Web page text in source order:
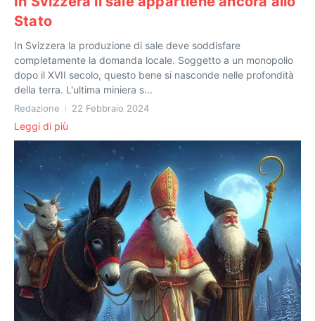
Stato
In Svizzera la produzione di sale deve soddisfare
completamente la domanda locale. Soggetto a un monopolio
dopo il XVII secolo, questo bene si nasconde nelle profondità
della terra. L'ultima miniera s...
Redazione 22 Febbraio 2024
Leggi di più